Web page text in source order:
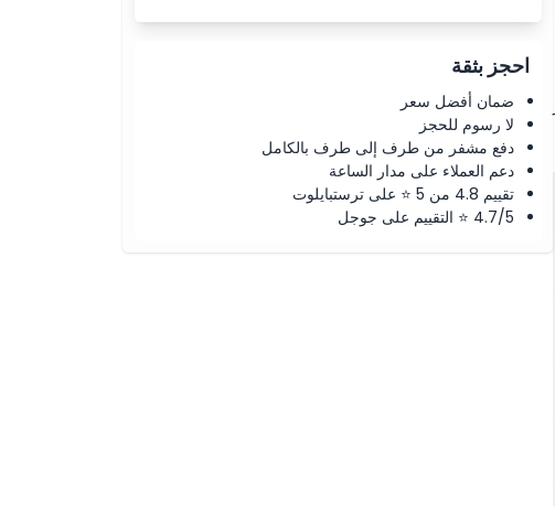
احجز بثقة
ضمان أفضل سعر
لا رسوم للحجز
دفع مشفر من طرف إلى طرف بالكامل
دعم العملاء على مدار الساعة
تقييم 4.8 من 5 ⭐ على ترستبايلوت
4.7/5 ⭐ التقييم على جوجل